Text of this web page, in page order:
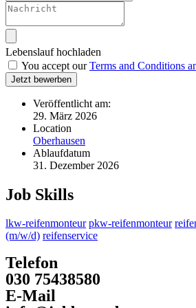
Lebenslauf hochladen
You accept ourTerms and Conditions
Jetzt bewerben
Veröffentlicht am:
29. März 2026
Location
Oberhausen
Ablaufdatum
31. Dezember 2026
Job Skills
lkw-reifenmonteur pkw-reifenmonteur
(m/w/d) reifenservice
Telefon
030 75438580
E-Mail